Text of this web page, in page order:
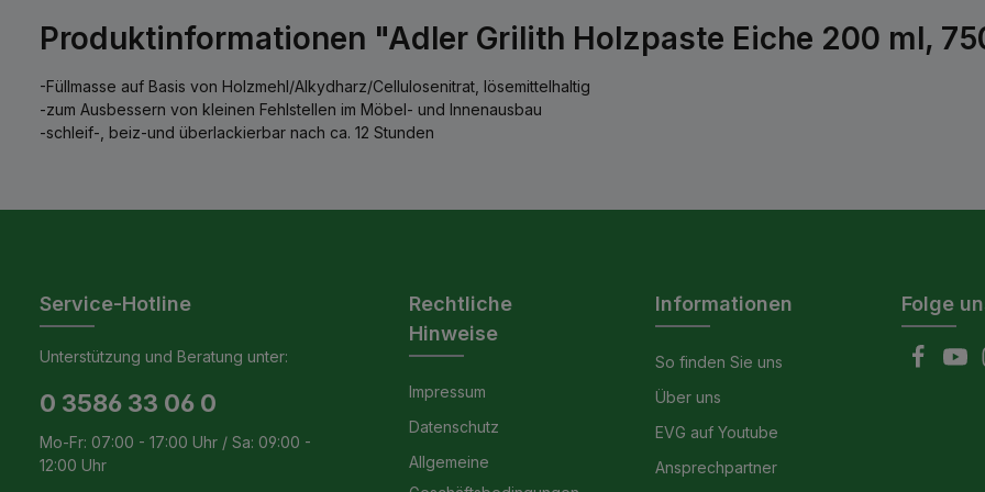
Produktinformationen "Adler Grilith Holzpaste Eiche 200 ml,
-Füllmasse auf Basis von Holzmehl/Alkydharz/Cellulosenitrat, lösemittelhaltig
-zum Ausbessern von kleinen Fehlstellen im Möbel- und Innenausbau
-schleif-, beiz-und überlackierbar nach ca. 12 Stunden
Service-Hotline
Unterstützung und Beratung unter:
0 3586 33 06 0
Mo-Fr: 07:00 - 17:00 Uhr / Sa: 09:00 -
12:00 Uhr
Rechtliche
Hinweise
Impressum
Datenschutz
Allgemeine
Informationen
So finden Sie uns
Über uns
EVG auf Youtube
Ansprechpartner
Folge